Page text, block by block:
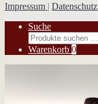
Impressum | Datenschutz
Suche
Suchen
nach:
Warenkorb 0